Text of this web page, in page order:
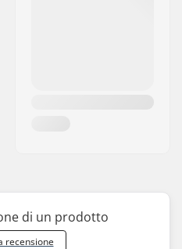
di un prodotto
recensione